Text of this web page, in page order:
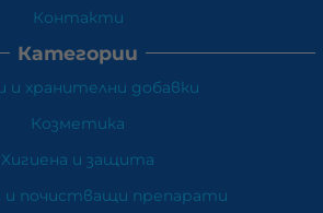
Контакти
Категории
и хранителни добавки
Козметика
Хигиена и защита
и почистващи препарати